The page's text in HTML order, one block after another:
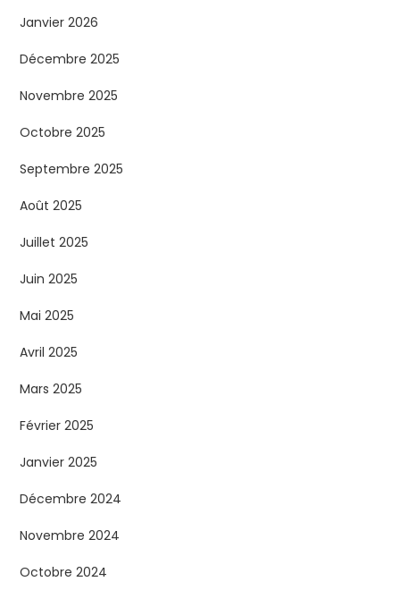
e
s
p
u
b
l
i
c
a
t
i
o
n
s
Janvier 2026
Décembre 2025
Novembre 2025
Octobre 2025
Septembre 2025
Août 2025
Juillet 2025
Juin 2025
Mai 2025
Avril 2025
Mars 2025
Février 2025
Janvier 2025
Décembre 2024
Novembre 2024
Octobre 2024